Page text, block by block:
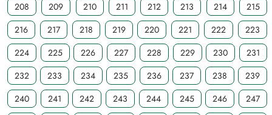
208
209 210 211 212 213 214
215
216
217 218 219 220 221 222
223
224
225 226 227 228 229 230
231
232
233 234 235 236 237 238
239
240
241 242 243 244 245 246
247